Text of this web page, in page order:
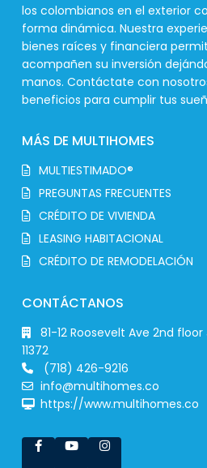
los colombianos en el exterior
forma dinámica. Nuestra
bienes raíces y financiera
acompañen su inversión
manos. Contáctate con
beneficios para cumplir tus
MÁS DE MULTIHOMES
MULTIESTIMADO®
PREGUNTAS FRECUENTES
CRÉDITO DE VIVIENDA
LEASING HABITACIONAL
CRÉDITO DE REMODELACIÓN
CONTÁCTANOS
81-12 Roosevelt Ave 2nd
11372
(718) 426-9216
info@multihomes.co
https://www.multihomes.co